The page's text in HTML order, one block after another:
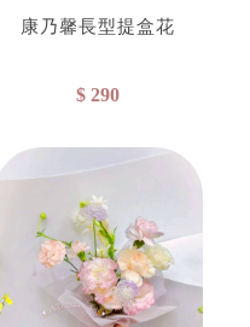
康乃馨長型提盒花
$ 290